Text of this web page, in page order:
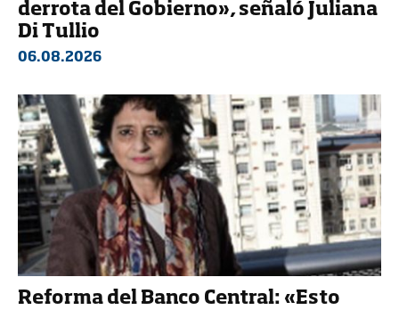
derrota del Gobierno», señaló Juliana
Di Tullio
06.08.2026
Reforma del Banco Central: «Esto